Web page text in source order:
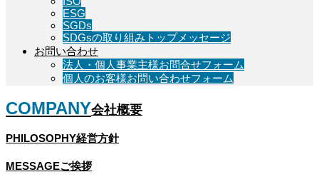
ESG
SGDs
SDGsの取り組みトップメッセージ
お問い合わせ
法人・個人事業主様お問合せフォーム
個人のお客様お問い合わせフォーム
COMPANY会社概要
PHILOSOPHY経営方針
MESSAGEご挨拶